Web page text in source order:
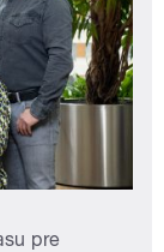
pre